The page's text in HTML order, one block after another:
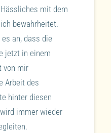
mit dem
bewahrheitet.
an, dass die
jetzt in einem
von mir
Arbeit des
hinter diesen
immer wieder